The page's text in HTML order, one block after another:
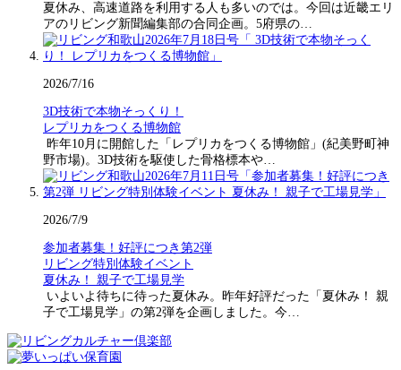
夏休み、高速道路を利用する人も多いのでは。今回は近畿エリ
アのリビング新聞編集部の合同企画。5府県の…
2026/7/16
3D技術で本物そっくり！
レプリカをつくる博物館
昨年10月に開館した「レプリカをつくる博物館」(紀美野町神
野市場)。3D技術を駆使した骨格標本や…
2026/7/9
参加者募集！好評につき第2弾
リビング特別体験イベント
夏休み！ 親子で工場見学
いよいよ待ちに待った夏休み。昨年好評だった「夏休み！ 親
子で工場見学」の第2弾を企画しました。今…